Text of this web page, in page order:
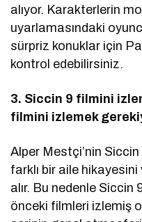
alıyor. Karakterlerin
uyarlamasındaki
sürpriz konuklar için
kontrol edebilirsiniz.
3. Siccin 9 filmini
filmini izlemek
Alper Mestçi’nin
farklı bir aile hikayesini
alır. Bu nedenle Siccin
önceki filmleri izlemiş